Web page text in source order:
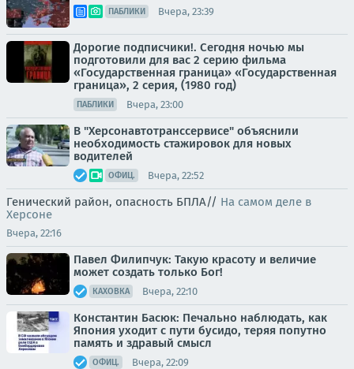
ПАБЛИКИ Вчера, 23:39
Дорогие подписчики!. Сегодня ночью мы
подготовили для вас 2 серию фильма
«Государственная граница» «Государственная
граница», 2 серия, (1980 год)
ПАБЛИКИ Вчера, 23:00
В "Херсонавтотранссервисе" объяснили
необходимость стажировок для новых
водителей
ОФИЦ. Вчера, 22:52
Генический район, опасность БПЛА// На самом деле в
Херсоне
Вчера, 22:16
Павел Филипчук: Такую красоту и величие
может создать только Бог!
КАХОВКА Вчера, 22:10
Константин Басюк: Печально наблюдать, как
Япония уходит с пути бусидо, теряя попутно
память и здравый смысл
ОФИЦ. Вчера, 22:09